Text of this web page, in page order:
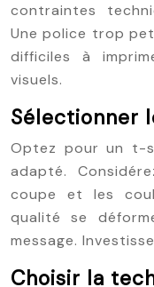
contraintes
Une police trop
difficiles à
visuels.
Sélectionner
Optez pour un t-
adapté.
coupe et les
qualité se
message.
Choisir la